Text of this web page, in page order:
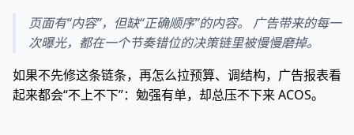
页面有“内容”，但缺“正确顺序”的内容。 广告带来的每一
次曝光，都在一个节奏错位的决策链里被慢慢磨掉。
如果不先修这条链条，再怎么拉预算、调结构，广告报表看
起来都会“不上不下”：勉强有单，却总压不下来 ACOS。